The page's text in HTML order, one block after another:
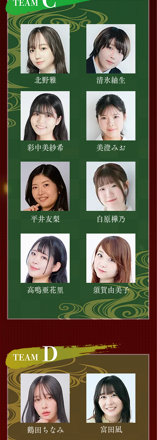
北野雅
彩中美紗希
平井友梨
高鳴亜花里
清氷紬生
美澄みお
白原樺乃
須賀由美子
鶴田ちなみ 富田凪